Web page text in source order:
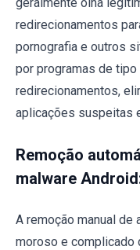
redirecionamentos
pornografia e outros
por programas de tipo
redirecionamentos,
aplicações suspeitas
Remoção
malware
A remoção manual
moroso e complicado